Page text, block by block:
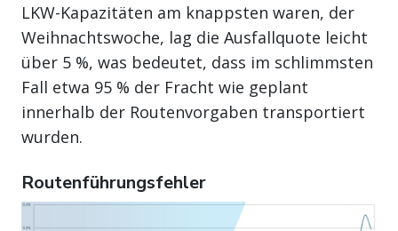
LKW-Kapazitäten am knappsten waren, der
Weihnachtswoche, lag die Ausfallquote leicht
über 5 %, was bedeutet, dass im schlimmsten
Fall etwa 95 % der Fracht wie geplant
innerhalb der Routenvorgaben transportiert
wurden.
Routenführungsfehler